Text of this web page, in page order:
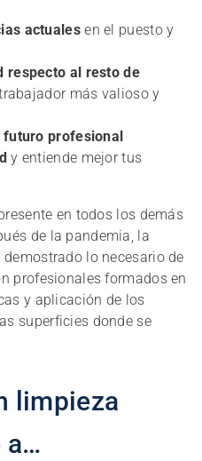
actualesen el puesto y
respecto al resto de
más valioso y
profesional
y entiende mejor tus
en todos los demás
de la pandemia, la
lo necesario de
profesionales formados en
y aplicación de los
superficies donde se
limpieza
a…